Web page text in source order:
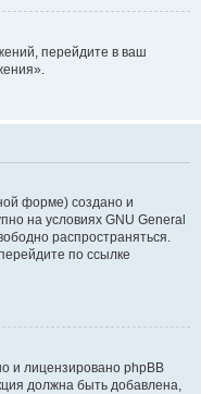
перейдите в ваш
форме) создано и
на условиях GNU General
распространяться.
по ссылке
и лицензировано phpBB
должна быть добавлена,